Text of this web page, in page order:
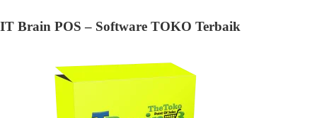
IT Brain POS – Software TOKO Terbaik